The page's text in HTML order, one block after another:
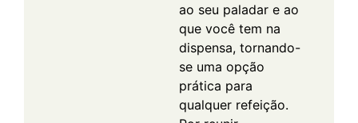
ao seu paladar e ao
que você tem na
dispensa, tornando-
se uma opção
prática para
qualquer refeição.